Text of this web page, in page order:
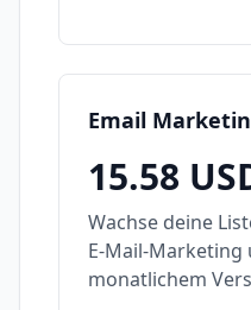
Email
15.58
Wachse deine
E-Mail-
monatlichem